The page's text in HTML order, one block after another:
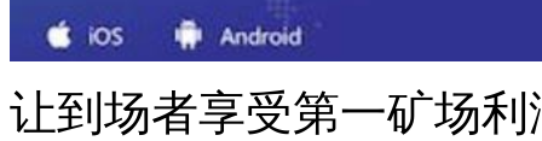
让到场者享受第一矿场